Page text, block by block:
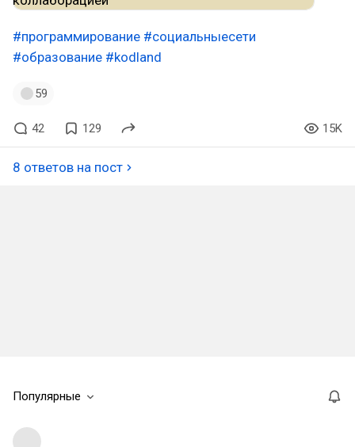
#программирование #социальныесети
#образование #kodland
59
42 129 15K
8 ответов на пост
Популярные